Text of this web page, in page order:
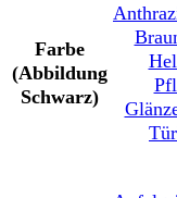
Farbe
(Abbildung
Schwarz)